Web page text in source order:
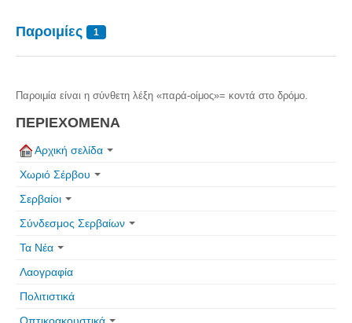
Παροιμίες 1
Παροιμία είναι η σύνθετη λέξη «παρά-οίμος»= κοντά στο δρόμο.
ΠΕΡΙΕΧΟΜΕΝΑ
Αρχική σελίδα
Χωριό Σέρβου
Σερβαίοι
Σύνδεσμος Σερβαίων
Τα Νέα
Λαογραφία
Πολιτιστικά